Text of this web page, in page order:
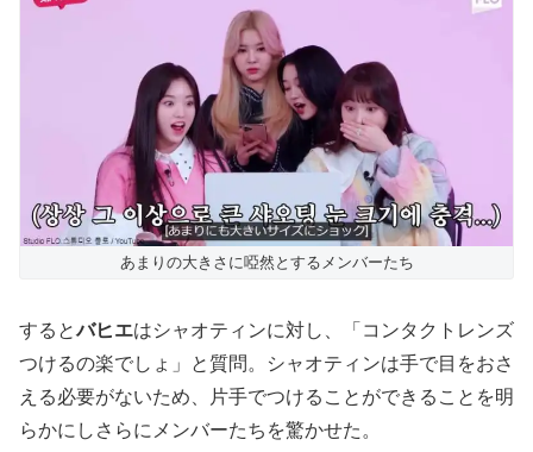
あまりの大きさに啞然とするメンバーたち
するとバヒエはシャオティンに対し、「コンタクトレンズ
つけるの楽でしょ」と質問。シャオティンは手で目をおさ
える必要がないため、片手でつけることができることを明
らかにしさらにメンバーたちを驚かせた。